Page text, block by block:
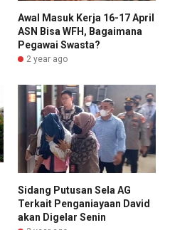
Awal Masuk Kerja 16-17 April
ASN Bisa WFH, Bagaimana
Pegawai Swasta?
2 year ago
Sidang Putusan Sela AG
Terkait Penganiayaan David
akan Digelar Senin